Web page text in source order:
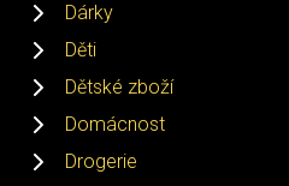
Dárky
Děti
Dětské zboží
Domácnost
Drogerie